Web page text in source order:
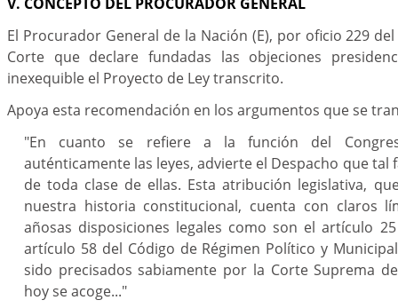
El Procurador General de la Nación (E), por oficio 229
Corte que declare fundadas las objeciones
inexequible el Proyecto de Ley transcrito.
Apoya esta recomendación en los argumentos que se
"En cuanto se refiere a la función del
auténticamente las leyes, advierte el Despacho que tal
de toda clase de ellas. Esta atribución legislativa,
nuestra historia constitucional, cuenta con claros
añosas disposiciones legales como son el artículo
artículo 58 del Código de Régimen Político y
sido precisados sabiamente por la Corte Suprema
hoy se acoge..."